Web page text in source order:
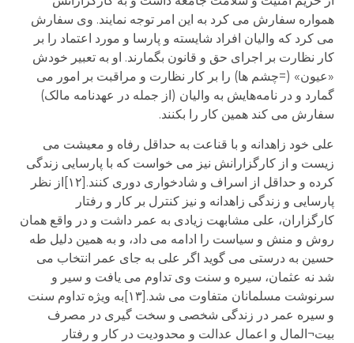
همواره سفارش می کرد به این امر توجه نمایند. وی سفارش
می کرد که والیان افراد شایسته و پارسا و مورد اعتماد را بر
کار نظارت بر اجرای حق و قانون بگمارند. او به تعبیر خودش
«عیون» (=چشم ها) را بر کار نظارت و مراقبت بر امور می
گمارد و در نامه‌هایش به والیان (از جمله در عهدنامه مالک)
سفارش می کند همین کار را بکنند.
علی خود زاهدانه و با قناعت به حداقل رفاه و معیشت می
زیست و از کارگزارانش نیز می خواست که با پارسایی زندگی
کرده و حداقل از اسراف و شادخواری دوری کنند.[۱۲]از نظر
پارسایی و زندگی زاهدانه و نیز کنترل بر کار و رفتار
کارگزاران، علی مشابهت زیادی به عمر داشت و در واقع همان
روش و منش و سیاست را ادامه می داد، و به همین دلیل طه
حسین به درستی می گوید اگر علی به جای عمر انتخاب می
شد نه عثمان، سیره و سنت وی تداوم می یافت و سیر و
سرنوشت مسلمانان متفاوت می شد.[۱۳]به ویژه تداوم سنت
و سیره عمر در زندگی شخصی و سخت گیری در مصرف
بیت¬المال و اعمال عدالت و محدودیت در کار و رفتار